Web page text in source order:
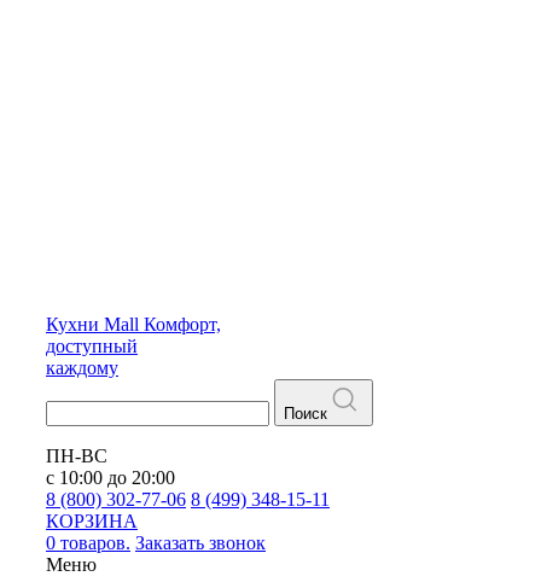
Кухни Mall Комфорт,
доступный
каждому
Поиск
ПН-ВС
с 10:00 до 20:00
8 (800) 302-77-06 8 (499) 348-15-11
КОРЗИНА
0 товаров. Заказать звонок
Меню